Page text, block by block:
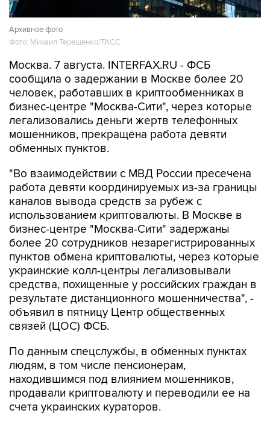
Архивное фото
Фото: Михаил Терещенко/ТАСС
Москва. 7 августа. INTERFAX.RU - ФСБ
сообщила о задержании в Москве более 20
человек, работавших в криптообменниках в
бизнес-центре "Москва-Сити", через которые
легализовались деньги жертв телефонных
мошенников, прекращена работа девяти
обменных пунктов.
"Во взаимодействии с МВД России пресечена
работа девяти координируемых из-за границы
каналов вывода средств за рубеж с
использованием криптовалюты. В Москве в
бизнес-центре "Москва-Сити" задержаны
более 20 сотрудников незарегистрированных
пунктов обмена криптовалюты, через которые
украинские колл-центры легализовывали
средства, похищенные у российских граждан в
результате дистанционного мошенничества", -
объявил в пятницу Центр общественных
связей (ЦОС) ФСБ.
По данным спецслужбы, в обменных пунктах
людям, в том числе пенсионерам,
находившимся под влиянием мошенников,
продавали криптовалюту и переводили ее на
счета украинских кураторов.